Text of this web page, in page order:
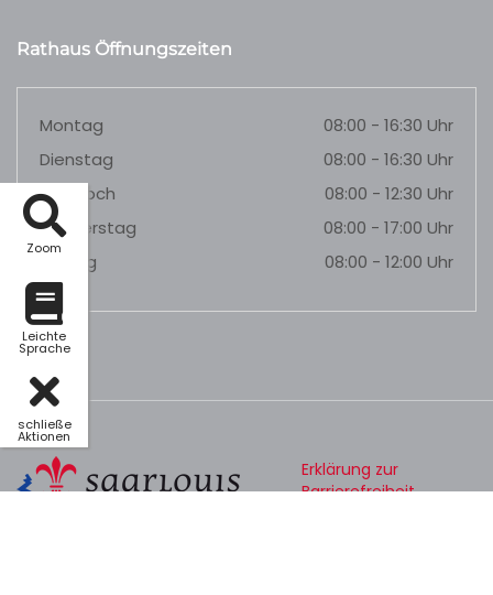
Zoom
Leichte
Sprache
schließe
Aktionen
Rathaus Öffnungszeiten
Montag
08:00 - 16:30 Uhr
Dienstag
08:00 - 16:30 Uhr
Mittwoch
08:00 - 12:30 Uhr
Donnerstag
08:00 - 17:00 Uhr
Freitag
08:00 - 12:00 Uhr
Erklärung zur
Barrierefreiheit